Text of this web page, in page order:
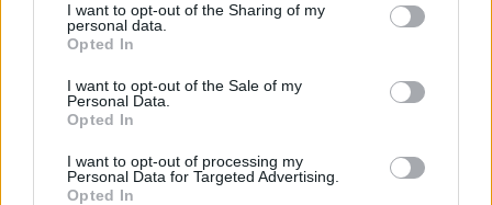
I want to opt-out of the Sharing of my
personal data.
Opted In
I want to opt-out of the Sale of my
Personal Data.
Opted In
I want to opt-out of processing my
Personal Data for Targeted Advertising.
Opted In